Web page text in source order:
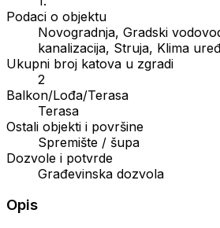
Podaci o objektu
Novogradnja, Gradski
kanalizacija, Struja, Klima
Ukupni broj katova u zgradi
2
Balkon/Lođa/Terasa
Terasa
Ostali objekti i površine
Spremište / šupa
Dozvole i potvrde
Građevinska dozvola
Opis